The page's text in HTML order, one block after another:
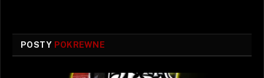
POSTY POKREWNE